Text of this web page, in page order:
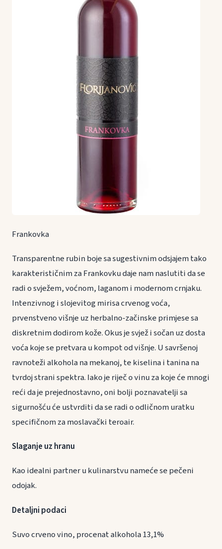
Frankovka
Transparentne rubin boje sa sugestivnim odsjajem tako
karakterističnim za Frankovku daje nam naslutiti da se
radi o svježem, voćnom, laganom i modernom crnjaku.
Intenzivnog i slojevitog mirisa crvenog voća,
prvenstveno višnje uz herbalno-začinske primjese sa
diskretnim dodirom kože. Okus je svjež i sočan uz dosta
voća koje se pretvara u kompot od višnje. U savršenoj
ravnoteži alkohola na mekanoj, te kiselina i tanina na
tvrdoj strani spektra. Iako je riječ o vinu za koje će mnogi
reći da je prejednostavno, oni bolji poznavatelji sa
sigurnošću će ustvrditi da se radi o odličnom uratku
specifičnom za moslavački teroair.
Slaganje uz hranu
Kao idealni partner u kulinarstvu nameće se pečeni
odojak.
Detaljni podaci
Suvo crveno vino, procenat alkohola 13,1%